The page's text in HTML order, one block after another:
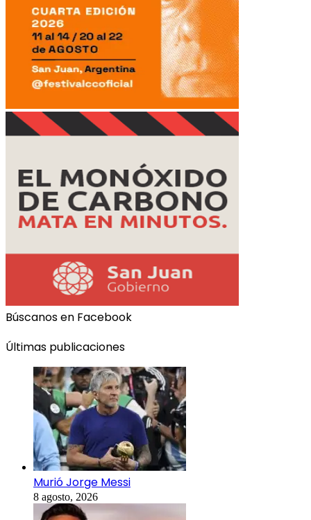
Búscanos en Facebook
Últimas publicaciones
Murió Jorge Messi
8 agosto, 2026